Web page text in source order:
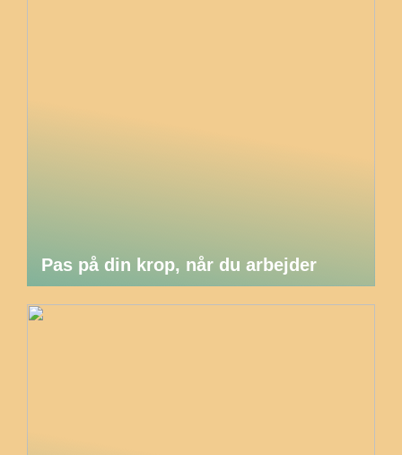
Pas på din krop, når du arbejder